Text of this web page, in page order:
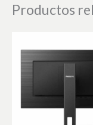
Productos